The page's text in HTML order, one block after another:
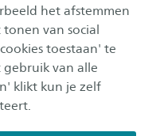
het afstemmen
van social
toestaan' te
van alle
klikt kun je zelf
cursussen voor
aan op jouw
past bij de
Zo
werkplezier en de